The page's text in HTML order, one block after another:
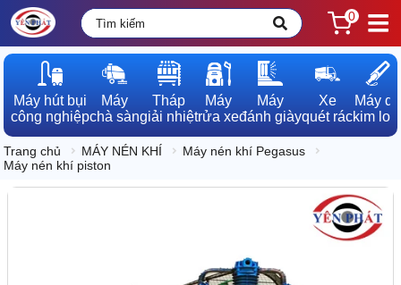
0
Máy hút bụi
công nghiệp
Máy
chà sàn
Tháp
giải nhiệt
Máy
rửa xe
Máy
đánh giày
Xe
quét rác
Máy dò
kim loại
Trang chủ MÁY NÉN KHÍ
Máy nén khí Pegasus
Máy nén khí piston